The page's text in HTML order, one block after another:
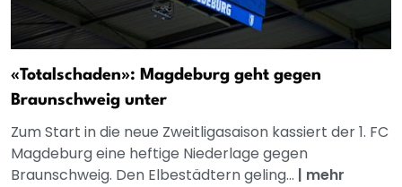
«Totalschaden»: Magdeburg geht gegen
Braunschweig unter
Zum Start in die neue Zweitligasaison kassiert der 1. FC
Magdeburg eine heftige Niederlage gegen
Braunschweig. Den Elbestädtern geling... | mehr